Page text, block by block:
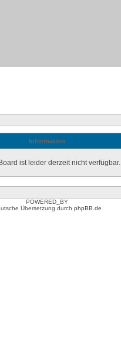
Information
ist leider derzeit nicht verfügbar.
POWERED_BY
Übersetzung durch phpBB.de